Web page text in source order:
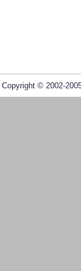
Copyright © 2002-